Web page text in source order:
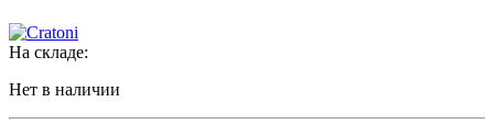
На складе:
Нет в наличии